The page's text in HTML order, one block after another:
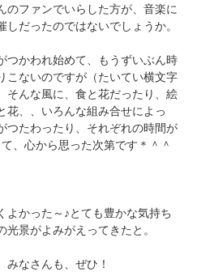
のファンでいらした方が、音楽に
だったのではないでしょうか。
かわれ始めて、もうずいぶん時
こないのですが（たいてい横文字
んな風に、食と花だったり、絵
花、、いろんな組み合せによっ
つたわったり、それぞれの時間が
、心から思った次第です＊＾＾
よかった～♪とても豊かな気持ち
景がよみがえってきたと。
みなさんも、ぜひ！